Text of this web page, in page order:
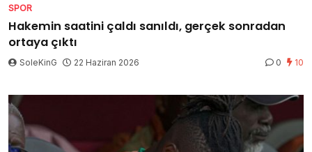
SPOR
Hakemin saatini çaldı sanıldı, gerçek sonradan
ortaya çıktı
SoleKinG 22 Haziran 2026 0 10